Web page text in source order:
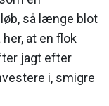
så længe blot
at en flok
jagt efter
i, smigre